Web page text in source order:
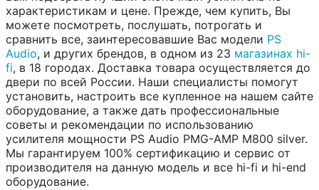
характеристикам и цене. Прежде, чем купить, Вы
можете посмотреть, послушать, потрогать и
сравнить все, заинтересовавшие Вас модели PS
Audio, и других брендов, в одном из 23 магазинах hi-
fi, в 18 городах. Доставка товара осуществляется до
двери по всей России. Наши специалисты помогут
установить, настроить все купленное на нашем сайте
оборудование, а также дать профессиональные
советы и рекомендации по использованию
усилителя мощности PS Audio PMG-AMP M800 silver.
Мы гарантируем 100% сертификацию и сервис от
производителя на данную модель и все hi-fi и hi-end
оборудование.